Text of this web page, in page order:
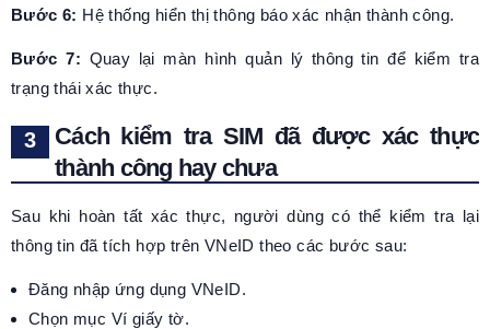
Bước 6: Hệ thống hiển thị thông báo xác nhận thành công.
Bước 7: Quay lại màn hình quản lý thông tin để kiểm tra
trạng thái xác thực.
Cách kiểm tra SIM đã được xác thực
thành công hay chưa
Sau khi hoàn tất xác thực, người dùng có thể kiểm tra lại
thông tin đã tích hợp trên VNeID theo các bước sau:
Đăng nhập ứng dụng VNeID.
Chọn mục Ví giấy tờ.